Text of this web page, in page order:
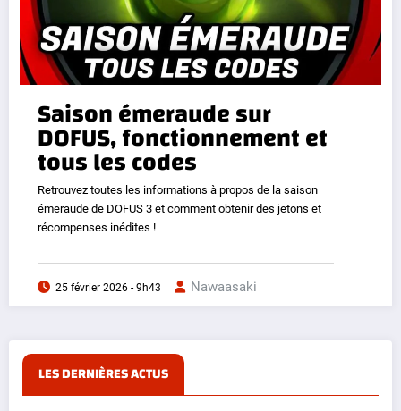
Saison émeraude sur
DOFUS, fonctionnement et
tous les codes
Retrouvez toutes les informations à propos de la saison
émeraude de DOFUS 3 et comment obtenir des jetons et
récompenses inédites !
25 février 2026 - 9h43 Nawaasaki
LES DERNIÈRES ACTUS